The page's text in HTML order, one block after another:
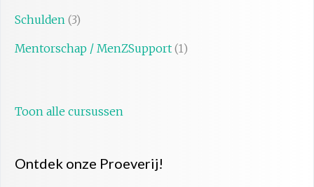
Schulden (3)
Mentorschap / MenZSupport (1)
Toon alle cursussen
Ontdek onze Proeverij!